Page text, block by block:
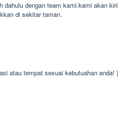
dengan team kami.kami akan
di sekitar taman.
atau tempat sesuai kebutuahan anda! )